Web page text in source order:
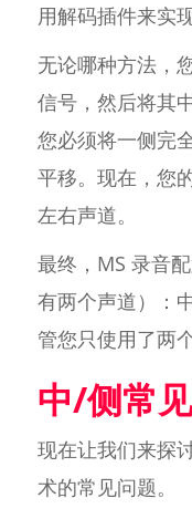
用解码插件来实现
无论哪种方法，
信号，然后将其
您必须将一侧完
平移。现在，您
左右声道。
最终，MS 录音
有两个声道）：
管您只使用了两
中/侧常
现在让我们来探
术的常见问题。